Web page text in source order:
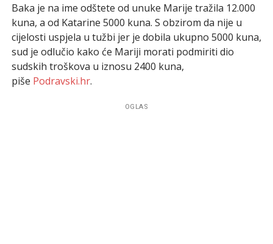
Baka je na ime odštete od unuke Marije tražila 12.000
kuna, a od Katarine 5000 kuna. S obzirom da nije u
cijelosti uspjela u tužbi jer je dobila ukupno 5000 kuna,
sud je odlučio kako će Mariji morati podmiriti dio
sudskih troškova u iznosu 2400 kuna,
piše Podravski.hr.
OGLAS